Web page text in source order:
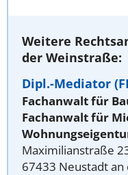
Weitere
der Weinstraße:
Dipl.-Mediator
Fachanwalt für
Fachanwalt für
Maximilianstraße
67433 Neustadt